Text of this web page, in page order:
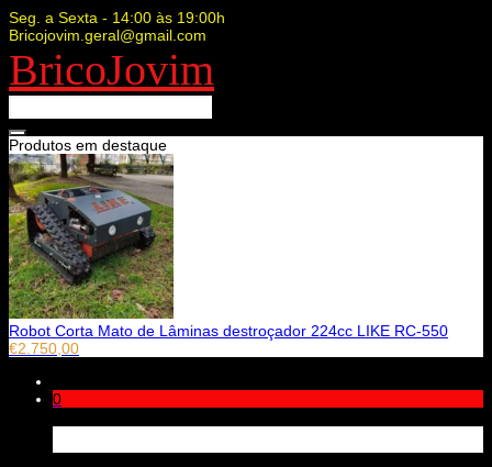
Seg. a Sexta - 14:00 às 19:00h
Bricojovim.geral@gmail.com
BricoJovim
Produtos em destaque
Robot Corta Mato de Lâminas destroçador 224cc LIKE RC-550
€2.750,00
0